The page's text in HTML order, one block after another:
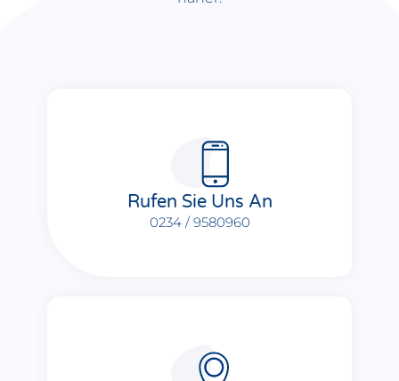
Rufen Sie Uns An
0234 / 9580960